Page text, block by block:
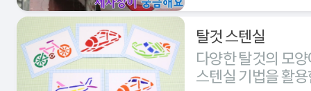
탈것 스텐실
다양한 탈것의 모
스텐실 기법을 활